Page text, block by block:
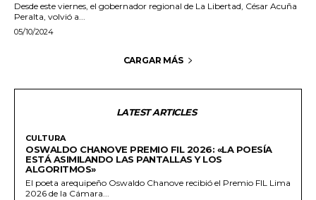
Desde este viernes, el gobernador regional de La Libertad, César Acuña
Peralta, volvió a...
05/10/2024
CARGAR MÁS
LATEST ARTICLES
CULTURA
OSWALDO CHANOVE PREMIO FIL 2026: «LA POESÍA
ESTÁ ASIMILANDO LAS PANTALLAS Y LOS
ALGORITMOS»
El poeta arequipeño Oswaldo Chanove recibió el Premio FIL Lima
2026 de la Cámara...